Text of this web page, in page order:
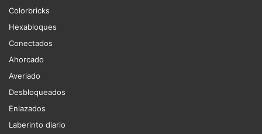
Colorbricks
Hexabloques
Conectados
Ahorcado
Averiado
Desbloqueados
Enlazados
Laberinto diario